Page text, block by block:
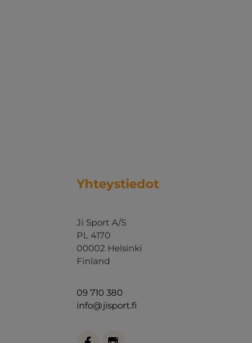
Yhteystiedot
Ji Sport A/S
PL 4170
00002 Helsinki
Finland
09 710 380
info@jisport.fi